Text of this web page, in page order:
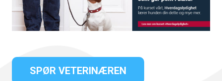
SPØR VETERINÆREN